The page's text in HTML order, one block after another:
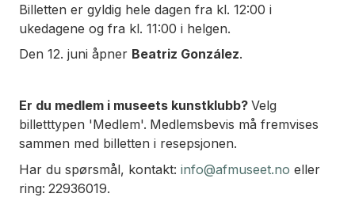
Billetten er gyldig hele dagen fra kl. 12:00 i
ukedagene og fra kl. 11:00 i helgen.
Den 12. juni åpner Beatriz González.
Er du medlem i museets kunstklubb? Velg
billetttypen 'Medlem'. Medlemsbevis må fremvises
sammen med billetten i resepsjonen.
Har du spørsmål, kontakt: info@afmuseet.no eller
ring: 22936019.